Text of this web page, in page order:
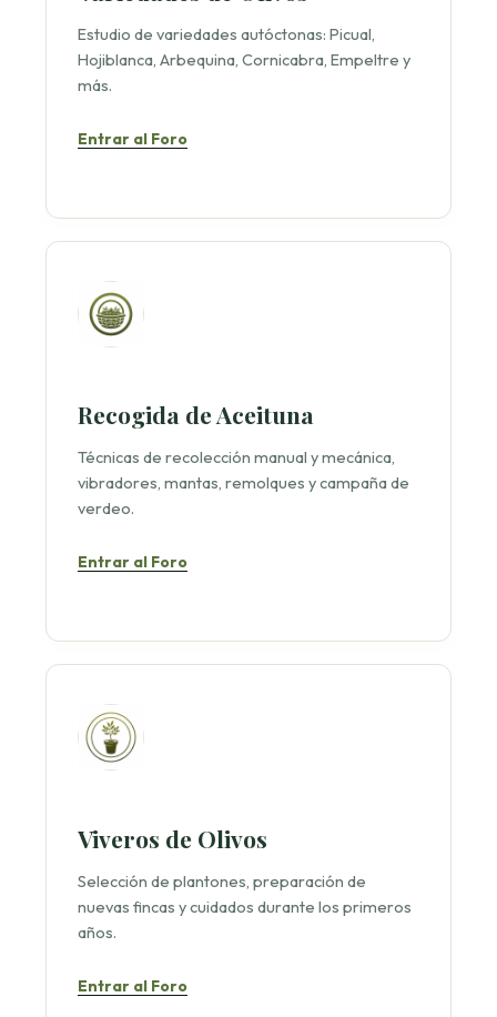
Estudio de variedades autóctonas: Picual,
Hojiblanca, Arbequina, Cornicabra, Empeltre y
más.
Entrar al Foro
Recogida de Aceituna
Técnicas de recolección manual y mecánica,
vibradores, mantas, remolques y campaña de
verdeo.
Entrar al Foro
Viveros de Olivos
Selección de plantones, preparación de
nuevas fincas y cuidados durante los primeros
años.
Entrar al Foro